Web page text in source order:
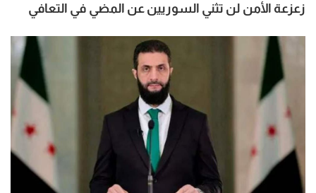
زعزعة الأمن لن تثني السوريين عن المضي في التعافي